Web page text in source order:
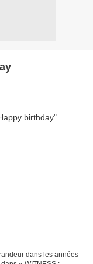
dans les années